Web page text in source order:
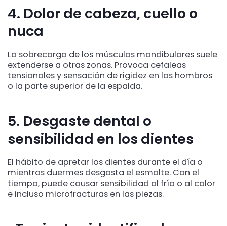
4. Dolor de cabeza, cuello o
nuca
La sobrecarga de los músculos mandibulares suele
extenderse a otras zonas. Provoca cefaleas
tensionales y sensación de rigidez en los hombros
o la parte superior de la espalda.
5. Desgaste dental o
sensibilidad en los dientes
El hábito de apretar los dientes durante el día o
mientras duermes desgasta el esmalte. Con el
tiempo, puede causar sensibilidad al frío o al calor
e incluso microfracturas en las piezas.